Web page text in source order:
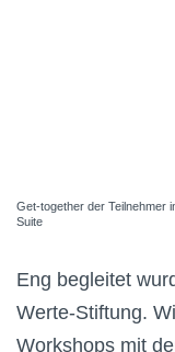
Get-together der Teilnehmer
Suite
Eng begleitet
Werte-Stiftung.
Workshops mit